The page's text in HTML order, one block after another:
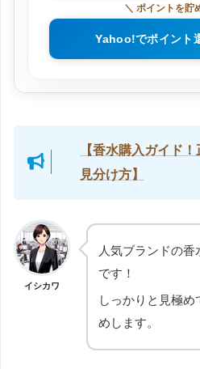
＼ ポイントを貯
Yahoo!でポイント
【香水購入ガイド
見分け方】
イシカワ
人気ブランドの香
です！
しっかりと見極
めします。